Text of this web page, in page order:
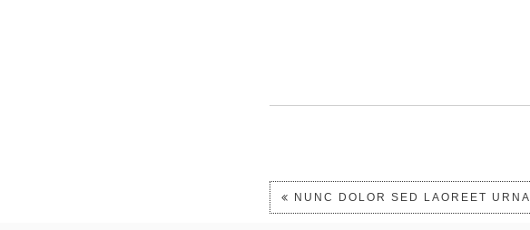
NUNC DOLOR SED LAOREET URNA